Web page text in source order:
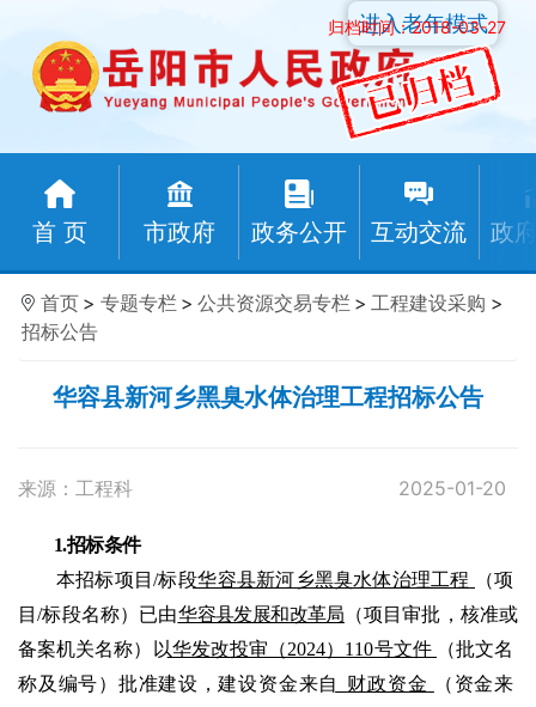
归档时间：2018-03-27
首 页 市政府 政务公开 互动交流 政
进入老年模式
首页 > 专题专栏 > 公共资源交易专栏 > 工程建设采购 >
招标公告
华容县新河乡黑臭水体治理工程招标公告
来源：工程科 2025-01-20
1.招标条件
本招标项目/标段华容县新河乡黑臭水体治理工程
（项
目/标段名称）已由华容县发展和改革局 （项 目审批，核准或
备案机关名称）以华发改投审（2024） 110号文件
（批文名
称及编号）批准建设，建设资金来自 财政资金
（资金来